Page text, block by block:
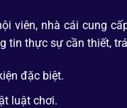
viên, nhà cái cung
thực sự cần thiết,
đặc biệt.
luật chơi.